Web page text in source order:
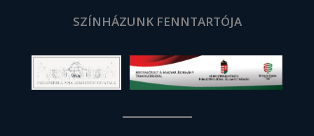
SZÍNHÁZUNK FENNTARTÓJA